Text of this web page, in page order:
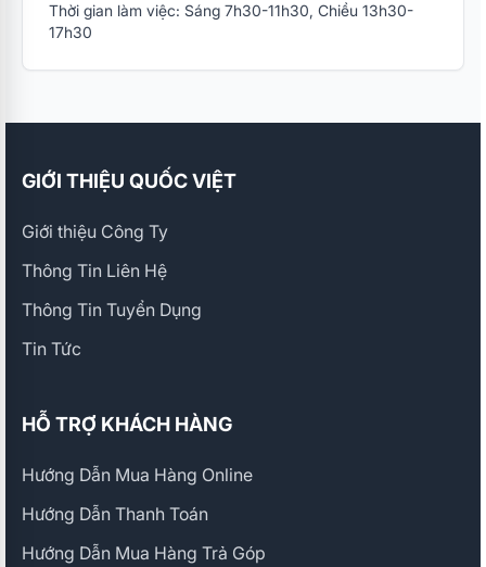
Thời gian làm việc: Sáng 7h30-11h30, Chiều 13h30-
17h30
GIỚI THIỆU QUỐC VIỆT
Giới thiệu Công Ty
Thông Tin Liên Hệ
Thông Tin Tuyển Dụng
Tin Tức
HỖ TRỢ KHÁCH HÀNG
Hướng Dẫn Mua Hàng Online
Hướng Dẫn Thanh Toán
Hướng Dẫn Mua Hàng Trả Góp